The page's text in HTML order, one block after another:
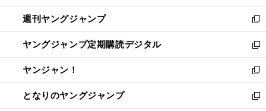
開
く
ウ
で
開
く
ン
ド
ウ
で
開
く
ウ
ィ
ン
ド
ウ
で
開
く
週刊ヤングジャンプ
新
し
い
ウ
ィ
ン
ド
ウ
ヤングジャンプ定期購読デジタル
新
し
い
ウ
ィ
ヤンジャン！
新
し
い
となりのヤングジャンプ
新